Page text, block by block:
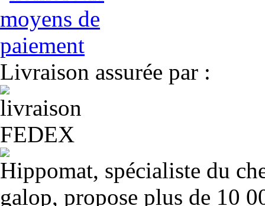
Livraison assurée par :
Hippomat, spécialiste du
galop, propose plus de 10